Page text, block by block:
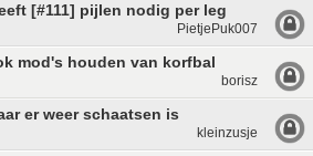
[#111] pijlen nodig per leg
PietjePuk007
mod's houden van korfbal
borisz
er weer schaatsen is
kleinzusje